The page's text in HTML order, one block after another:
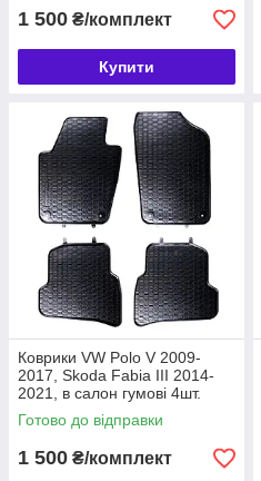
1 500 ₴/комплект
Купити
Коврики VW Polo V 2009-
2017, Skoda Fabia III 2014-
2021, в салон гумові 4шт.
Geyer & Hosaja Польща
(2008-2017) (842/4C)
Готово до відправки
1 500 ₴/комплект